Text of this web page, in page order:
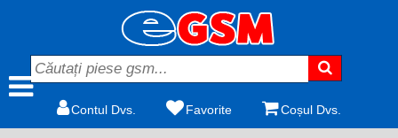
Contul Dvs. Favorite Coșul Dvs.